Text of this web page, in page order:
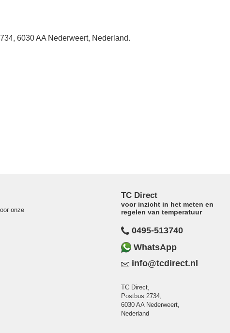
6030 AA Nederweert, Nederland.
onze
TC Direct
voor inzicht in het meten en
regelen van temperatuur
0495-513740
WhatsApp
info@tcdirect.nl
TC Direct,
Postbus 2734,
6030 AA Nederweert,
Nederland